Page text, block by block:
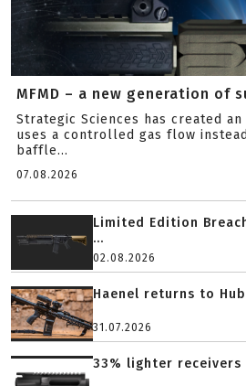
MFMD – a new generation of
Strategic Sciences has created
uses a controlled gas flow
baffle...
07.08.2026
Limited Edition
...
02.08.2026
Haenel returns to
31.07.2026
33% lighter receivers